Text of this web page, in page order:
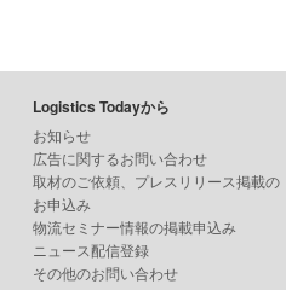
Logistics Todayから
お知らせ
広告に関するお問い合わせ
取材のご依頼、プレスリリース掲載の
お申込み
物流セミナー情報の掲載申込み
ニュース配信登録
その他のお問い合わせ